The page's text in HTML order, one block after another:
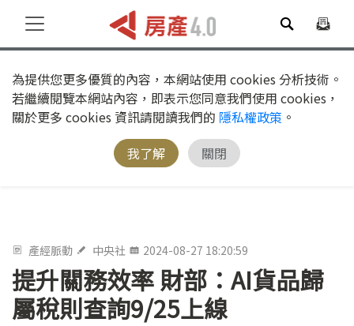
為提供您更多優質的內容，本網站使用 cookies 分析技術。
若繼續閱覽本網站內容，即表示您同意我們使用 cookies，
關於更多 cookies 資訊請閱讀我們的 隱私權政策 。
我了解
關閉
產經脈動 中央社 2024-08-27 18:20:59
提升關務效率 財部：AI貨品歸
屬稅則查詢9/25上線